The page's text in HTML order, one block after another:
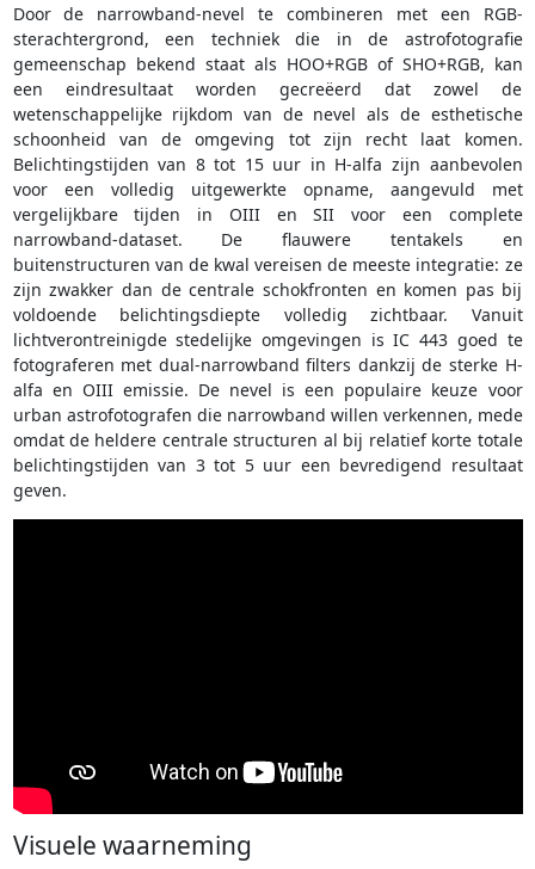
Door de narrowband-nevel te combineren met een RGB-
sterachtergrond, een techniek die in de astrofotografie
gemeenschap bekend staat als HOO+RGB of SHO+RGB, kan
een eindresultaat worden gecreëerd dat zowel de
wetenschappelijke rijkdom van de nevel als de esthetische
schoonheid van de omgeving tot zijn recht laat komen.
Belichtingstijden van 8 tot 15 uur in H-alfa zijn aanbevolen
voor een volledig uitgewerkte opname, aangevuld met
vergelijkbare tijden in OIII en SII voor een complete
narrowband-dataset. De flauwere tentakels en
buitenstructuren van de kwal vereisen de meeste integratie: ze
zijn zwakker dan de centrale schokfronten en komen pas bij
voldoende belichtingsdiepte volledig zichtbaar. Vanuit
lichtverontreinigde stedelijke omgevingen is IC 443 goed te
fotograferen met dual-narrowband filters dankzij de sterke H-
alfa en OIII emissie. De nevel is een populaire keuze voor
urban astrofotografen die narrowband willen verkennen, mede
omdat de heldere centrale structuren al bij relatief korte totale
belichtingstijden van 3 tot 5 uur een bevredigend resultaat
geven.
Visuele waarneming